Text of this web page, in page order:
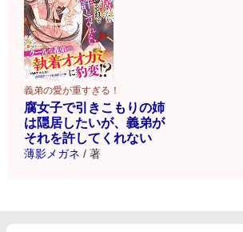
義弟の愛が重すぎる！
腐女子で引きこもりの姉
は隠居したいが、義弟が
それを許してくれない
薄影メガネ / 著